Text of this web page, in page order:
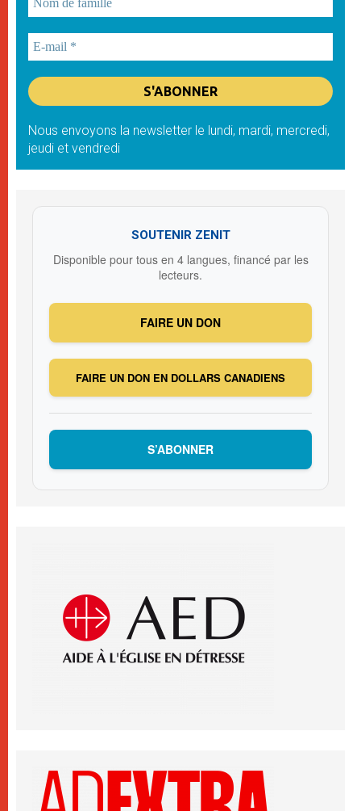
Nous envoyons la newsletter le lundi, mardi, mercredi,
jeudi et vendredi
SOUTENIR ZENIT
Disponible pour tous en 4 langues, financé par les
lecteurs.
FAIRE UN DON
FAIRE UN DON EN DOLLARS CANADIENS
S’ABONNER